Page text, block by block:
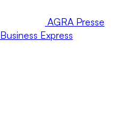
AGRA Presse
Business Express